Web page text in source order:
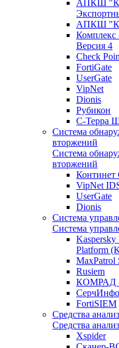
АПКШ
АПКШ
Комплекс
Версия 4
Check
FortiGate
UserGate
VipNet
Dionis
Рубикон
С-Терра
Система
вторжений
Система
вторжений
VipNet
UserGate
Dionis
Система
Система
Platform
MaxPatrol
Rusiem
КОМРАД
FortiSIEM
Средства
Средства
Xspider